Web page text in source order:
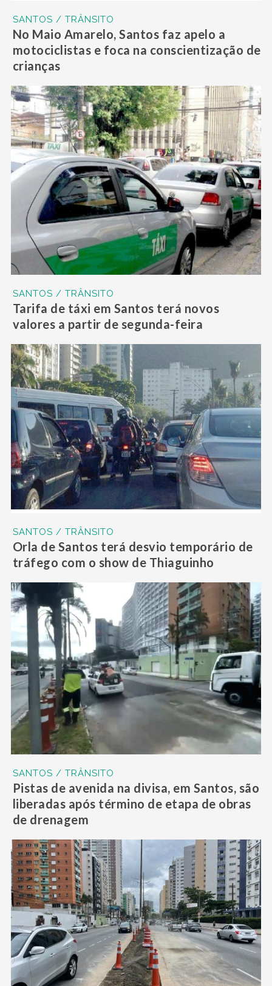
SANTOS / TRÂNSITO
No Maio Amarelo, Santos faz apelo a
motociclistas e foca na conscientização de
crianças
SANTOS / TRÂNSITO
Tarifa de táxi em Santos terá novos
valores a partir de segunda-feira
SANTOS / TRÂNSITO
Orla de Santos terá desvio temporário de
tráfego com o show de Thiaguinho
SANTOS / TRÂNSITO
Pistas de avenida na divisa, em Santos, são
liberadas após término de etapa de obras
de drenagem